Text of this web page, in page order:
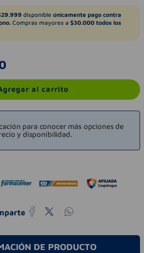
disponible únicamente pago contra
Compras mayores a $30.000 todos los
al carrito
para conocer más opciones de
y disponibilidad.
DE PRODUCTO